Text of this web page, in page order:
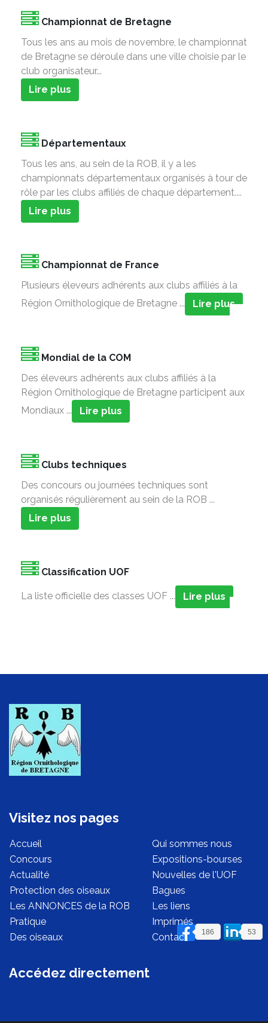
Championnat de Bretagne
Tous les ans au mois de novembre, le championnat
de Bretagne se déroule dans une ville choisie par le
club organisateur...
Lire plus
Départementaux
Tous les ans, au sein de la ROB, il y a les
championnats départementaux organisés à tour de
rôle par les clubs affiliés de chaque département....
Lire plus
Championnat de France
Plusieurs éleveurs adhérents aux clubs affiliés à la
Région Ornithologique de Bretagne ...
Lire plus
Mondial de la COM
Des éleveurs adhérents aux clubs affiliés à la
Région Ornithologique de Bretagne participent aux
Mondiaux ...
Lire plus
Clubs techniques
Des concours ou journées techniques sont
organisés régulièrement au sein de la ROB ...
Lire plus
Classification UOF
La liste officielle des classes UOF ... Lire plus
186 53
Visitez nos pages
Accueil
Qui sommes nous
Concours
Expositions-bourses
Actualité
Nouvelles de l'UOF
Protection des oiseaux
Bagues
Les ANNONCES de la ROB
Les liens
Pratique
Imprimés
Des oiseaux
Contact
Accédez directement